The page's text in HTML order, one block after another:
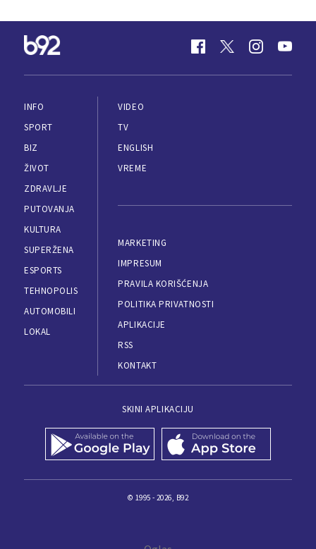
INFO
SPORT
BIZ
ŽIVOT
ZDRAVLJE
PUTOVANJA
KULTURA
SUPERŽENA
ESPORTS
TEHNOPOLIS
AUTOMOBILI
LOKAL
VIDEO
TV
ENGLISH
VREME
MARKETING
IMPRESUM
PRAVILA KORIŠĆENJA
POLITIKA PRIVATNOSTI
APLIKACIJE
RSS
KONTAKT
SKINI APLIKACIJU
© 1995 - 2026, B92